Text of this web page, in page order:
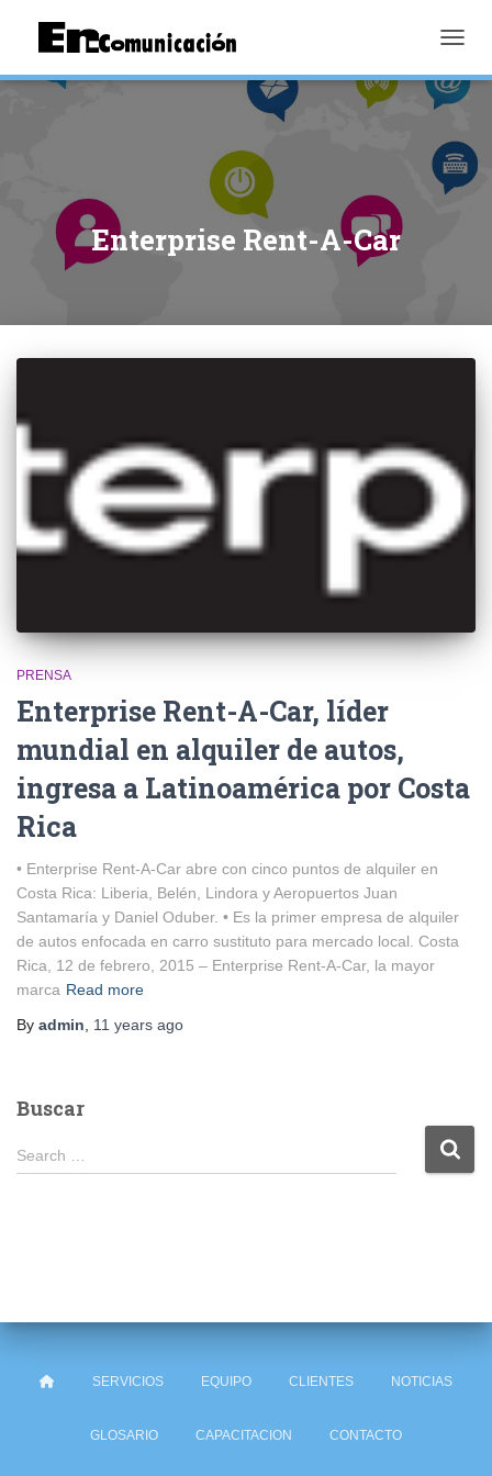
Enterprise Rent-A-Car
PRENSA
Enterprise Rent-A-Car, líder
mundial en alquiler de autos,
ingresa a Latinoamérica por Costa
Rica
• Enterprise Rent-A-Car abre con cinco puntos de alquiler en
Costa Rica: Liberia, Belén, Lindora y Aeropuertos Juan
Santamaría y Daniel Oduber. • Es la primer empresa de alquiler
de autos enfocada en carro sustituto para mercado local. Costa
Rica, 12 de febrero, 2015 – Enterprise Rent-A-Car, la mayor
marca Read more
By admin 11 years ago
Buscar
S
e
Search …
SERVICIOS EQUIPO CLIENTES NOTICIAS
GLOSARIO CAPACITACION CONTACTO